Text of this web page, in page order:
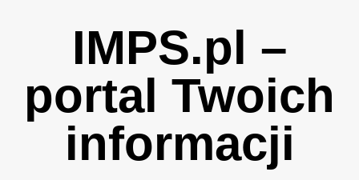
IMPS.pl –
portal Twoich
informacji